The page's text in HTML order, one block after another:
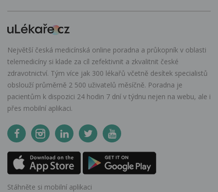
Největší česká medicínská online poradna a průkopník v oblasti
telemedicíny si klade za cíl zefektivnit a zkvalitnit české
zdravotnictví. Tým více jak 300 lékařů včetně desítek specialistů
obslouží průměrně 2 500 uživatelů měsíčně. Poradna je
pacientům k dispozici 24 hodin 7 dní v týdnu nejen na webu, ale i
přes mobilní aplikaci.
Stáhněte si mobilní aplikaci